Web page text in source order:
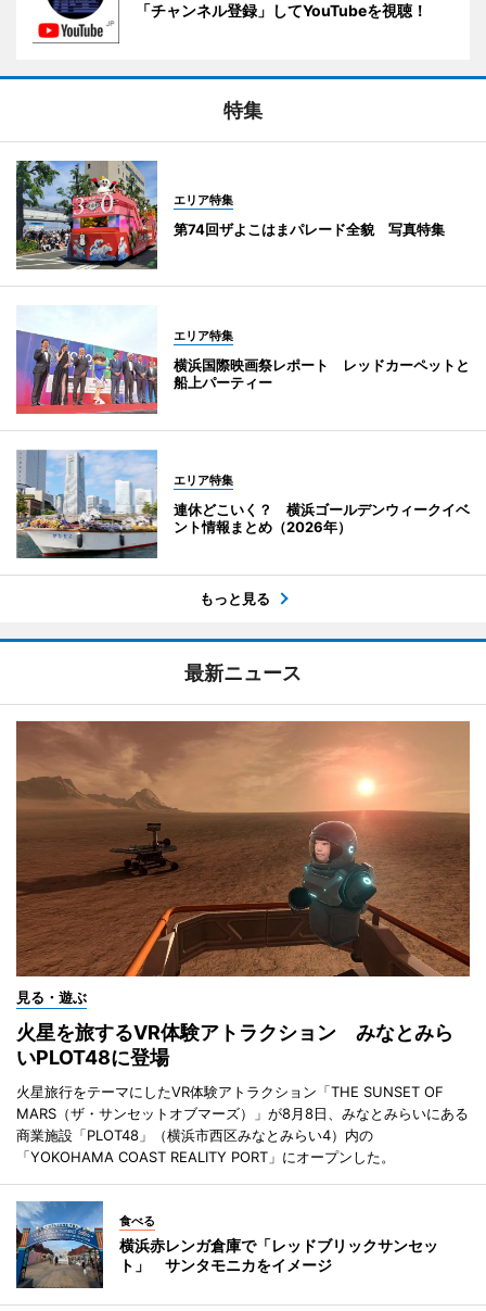
「チャンネル登録」してYouTubeを視聴！
特集
エリア特集
第74回ザよこはまパレード全貌 写真特集
エリア特集
横浜国際映画祭レポート レッドカーペットと
船上パーティー
エリア特集
連休どこいく？ 横浜ゴールデンウィークイベ
ント情報まとめ（2026年）
もっと見る
最新ニュース
見る・遊ぶ
火星を旅するVR体験アトラクション みなとみら
いPLOT48に登場
火星旅行をテーマにしたVR体験アトラクション「THE SUNSET OF
MARS（ザ・サンセットオブマーズ）」が8月8日、みなとみらいにある
商業施設「PLOT48」（横浜市西区みなとみらい4）内の
「YOKOHAMA COAST REALITY PORT」にオープンした。
食べる
横浜赤レンガ倉庫で「レッドブリックサンセッ
ト」 サンタモニカをイメージ